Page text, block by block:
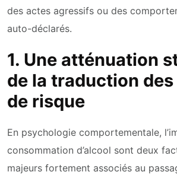
des actes agressifs ou des
auto-déclarés.
1. Une atténuation
de la traduction
de risque
En psychologie comportementale,
consommation d’alcool sont deux
majeurs fortement associés au